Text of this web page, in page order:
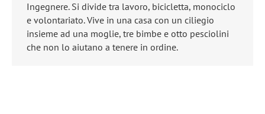
Ingegnere. Si divide tra lavoro, bicicletta, monociclo
e volontariato. Vive in una casa con un ciliegio
insieme ad una moglie, tre bimbe e otto pesciolini
che non lo aiutano a tenere in ordine.